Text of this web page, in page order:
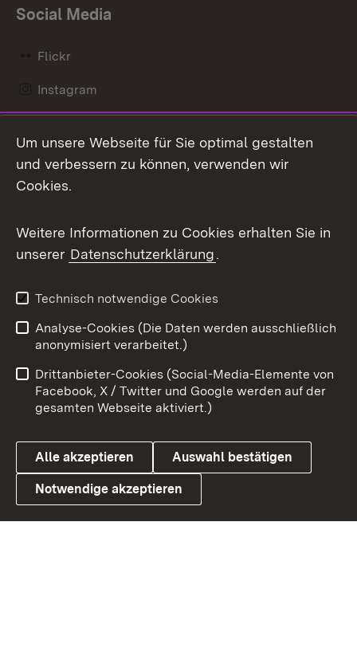
Social Media
Flickr
Instagram
Mastodon
Messenger
Social Wall
X / Twitter
Youtube
Link zum Landesportal
Benutzungshinweise
Barrierefreiheit
Datenschutz
Cookies
Um unsere Webseite für Sie optimal gestalten
und verbessern zu können, verwenden wir
Cookies.
Weitere Informationen zu Cookies erhalten Sie in
unserer Datenschutzerklärung.
Technisch notwendige Cookies
Analyse-Cookies (Die Daten werden ausschließlich
anonymisiert verarbeitet.)
Drittanbieter-Cookies (Social-Media-Elemente von
Facebook, X / Twitter und Google werden auf der
gesamten Webseite aktiviert.)
Alle akzeptieren Auswahl bestätigen
Notwendige akzeptieren